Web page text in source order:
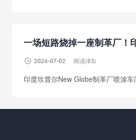
一场短路烧掉一座制革厂！
 2026-07-02 阅读(83)
印度坎普尔New Globe制革厂喷涂